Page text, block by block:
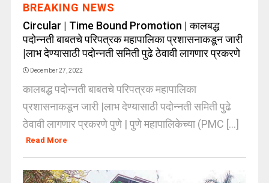
BREAKING NEWS
Circular | Time Bound Promotion | कालबद्ध
पदोन्नती बाबतचे परिपत्रक महापालिका प्रशासनाकडून जारी
|लाभ देण्यासाठी पदोन्नती समिती पुढे ठेवावी लागणार प्रकरणे
December 27, 2022
कालबद्ध पदोन्नती बाबतचे परिपत्रक महापालिका
प्रशासनाकडून जारी |लाभ देण्यासाठी पदोन्नती समिती पुढे
ठेवावी लागणार प्रकरणे पुणे | पुणे महापालिकेच्या (PMC [...]
Read More